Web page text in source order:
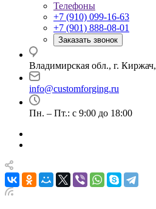
Телефоны
+7 (910) 099-16-63
+7 (901) 888-08-01
Заказать звонок
Владимирская обл., г.
info@customforging.ru
Пн. – Пт.: с 9:00 до 18:00